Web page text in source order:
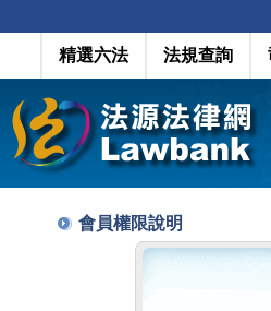
精選六法 法規查詢
會員權限說明